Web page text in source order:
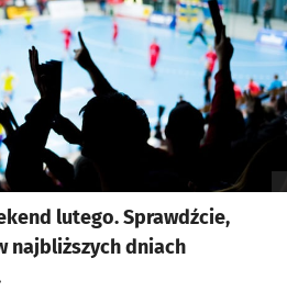
lutego. Sprawdźcie,
najbliższych dniach